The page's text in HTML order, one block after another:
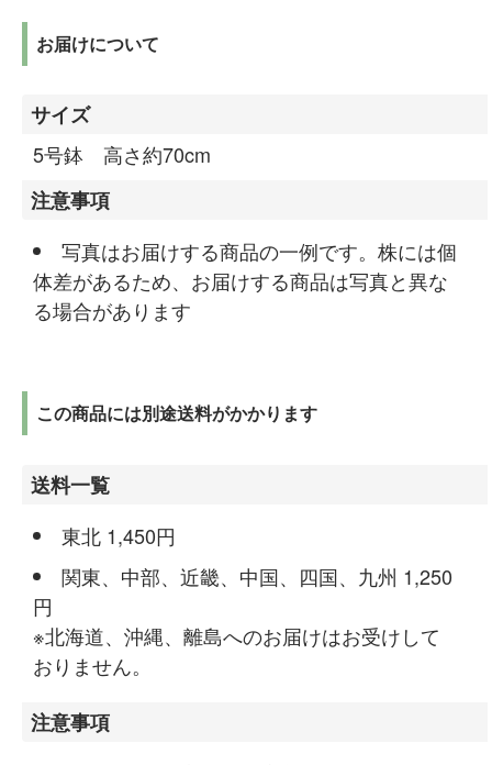
お届けについて
サイズ
5号鉢 高さ約70cm
注意事項
写真はお届けする商品の一例です。株には個
体差があるため、お届けする商品は写真と異な
る場合があります
この商品には別途送料がかかります
送料一覧
東北 1,450円
関東、中部、近畿、中国、四国、九州 1,250
円
※北海道、沖縄、離島へのお届けはお受けして
おりません。
注意事項